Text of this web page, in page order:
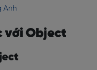
Anh
với Object